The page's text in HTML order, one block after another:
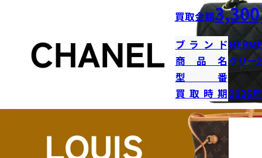
買取金額
ブランド
商品名ケリー
型番
買取時期2026